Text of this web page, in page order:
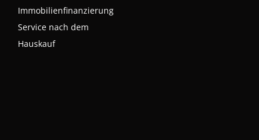
Immobilienfinanzierung
Service nach dem
Hauskauf